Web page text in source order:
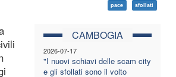
pace sfollati
CAMBOGIA
2026-07-17
"I nuovi schiavi delle scam city
e gli sfollati sono il volto